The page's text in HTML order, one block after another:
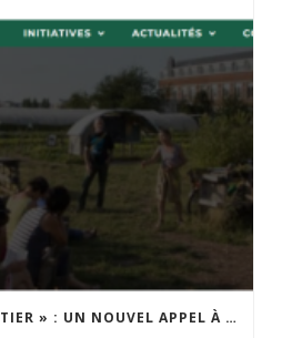
« INSPIRONS LE QUARTIER » : UN NOUVEL APPEL À PROJETS EST LANCÉ !